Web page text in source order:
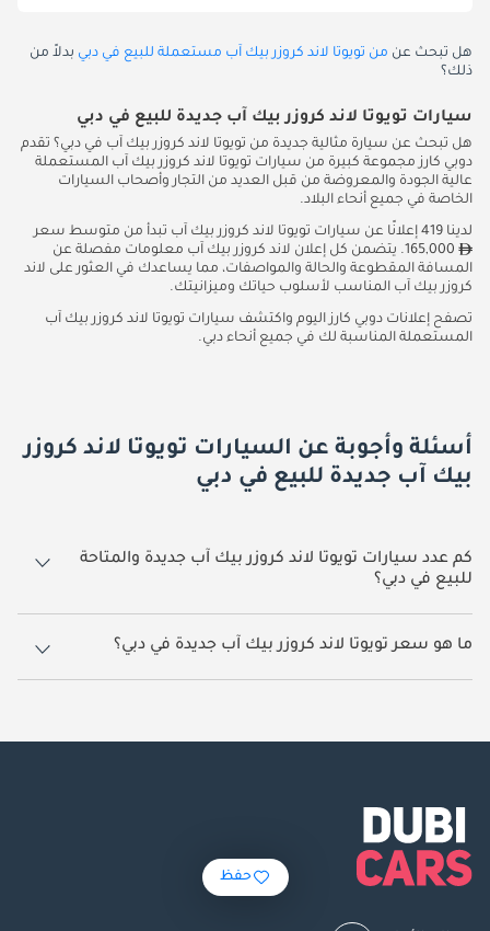
هل تبحث عن من تويوتا لاند كروزر بيك آب مستعملة للبيع في دبي بدلاً من
ذلك؟
سيارات تويوتا لاند كروزر بيك آب جديدة للبيع في دبي
هل تبحث عن سيارة مثالية جديدة من تويوتا لاند كروزر بيك آب في دبي؟ تقدم
دوبي كارز مجموعة كبيرة من سيارات تويوتا لاند كروزر بيك آب المستعملة
عالية الجودة والمعروضة من قبل العديد من التجار وأصحاب السيارات
الخاصة في جميع أنحاء البلاد.
لدينا 419 إعلانًا عن سيارات تويوتا لاند كروزر بيك آب تبدأ من متوسط سعر
165,000. يتضمن كل إعلان لاند كروزر بيك آب معلومات مفصلة عن
المسافة المقطوعة والحالة والمواصفات، مما يساعدك في العثور على لاند
كروزر بيك آب المناسب لأسلوب حياتك وميزانيتك.
تصفح إعلانات دوبي كارز اليوم واكتشف سيارات تويوتا لاند كروزر بيك آب
المستعملة المناسبة لك في جميع أنحاء دبي.
أسئلة وأجوبة عن السيارات تويوتا لاند كروزر
بيك آب جديدة للبيع في دبي
كم عدد سيارات تويوتا لاند كروزر بيك آب جديدة والمتاحة
للبيع في دبي؟
419 سيارة تويوتا لاند كروزر بيك آب جديدة متوفرة للبيع في دبي.
ما هو سعر تويوتا لاند كروزر بيك آب جديدة في دبي؟
يبدأ سعر سيارة تويوتا لاند كروزر بيك آب جديدة في دبي 165,000.
حفظ